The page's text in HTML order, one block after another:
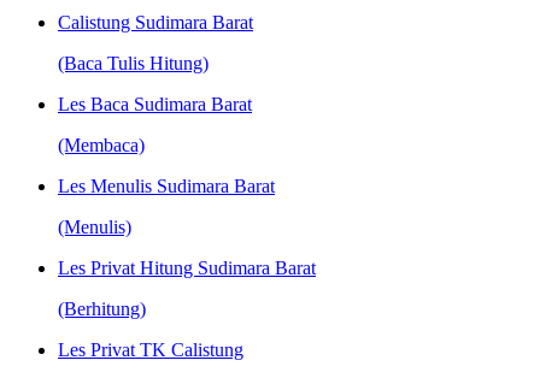
Calistung Sudimara Barat
(Baca Tulis Hitung)
Les Baca Sudimara Barat
(Membaca)
Les Menulis Sudimara Barat
(Menulis)
Les Privat Hitung Sudimara Barat
(Berhitung)
Les Privat TK Calistung